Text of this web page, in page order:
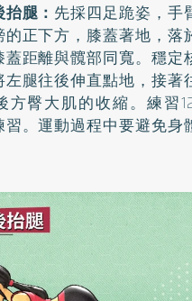
腿： 先採四足跪姿，手
的正下方，膝蓋著地，落
距離與髖部同寬。穩定
腿往後伸直點地，接著
方臀大肌的收縮。練習
習。運動過程中要避免身